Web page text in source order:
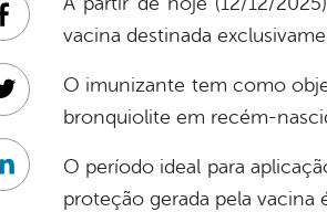
vacina destinada
O imunizante tem como
bronquiolite em recém-
O período ideal para
proteção gerada pela vacina
Facebook
Twitter
Linkedin